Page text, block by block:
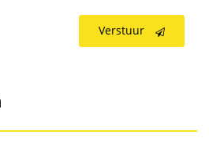
Verstuur